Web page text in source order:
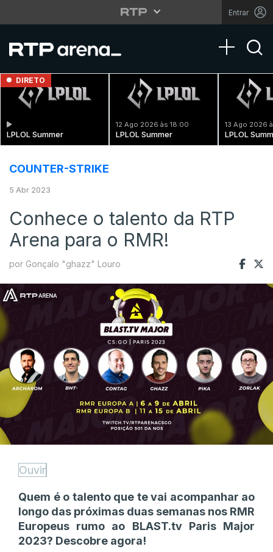
Entrar
Toggle
DIRETO
LPLOL Summer
12 Ago 2026 às 18:00
LPLOL Summer
13 Ago 2026
LPLOL
COUNTER-STRIKE
5 Abr 2023
Conhece o talento da RTP
Arena para o RMR!
por Gonçalo "ghazz" Louro
Ouvir
Quem é o talento que te vai acompanhar ao
longo das próximas duas semanas nos RMR
Europeus rumo ao BLAST.tv Paris Major
2023? Descobre agora!